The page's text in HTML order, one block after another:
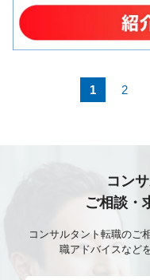
職務内容】 MSS事業
インフラに関するネ
スの設計・構築・運
用 ・ネットワーク・
ーマ】 当社のMSS
り、国内有数の規模
クセキュリティに関
開発・設計・構築・
ティングを含めた幅
1 2
コン
ご相談・
コンサルタント転職のご
職アドバイスなど